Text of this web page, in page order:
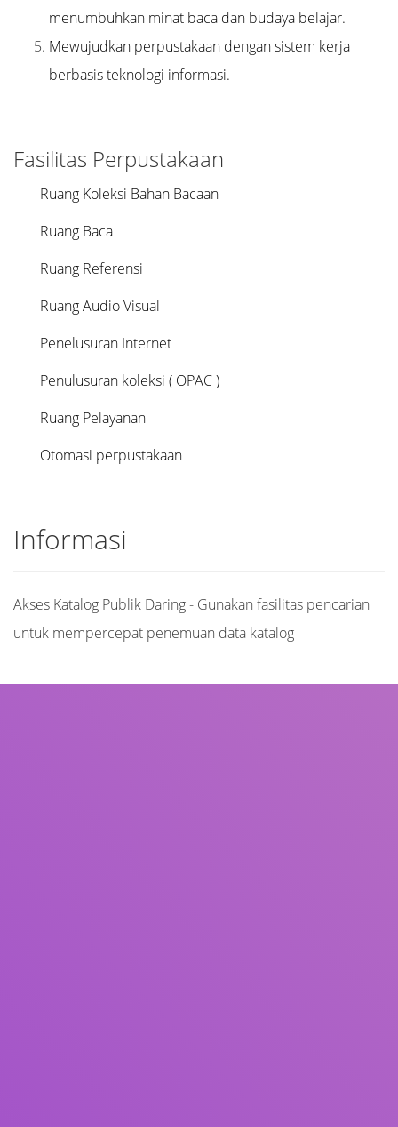
menumbuhkan minat baca dan budaya belajar.
Mewujudkan perpustakaan dengan sistem kerja
berbasis teknologi informasi.
Fasilitas Perpustakaan
Ruang Koleksi Bahan Bacaan
Ruang Baca
Ruang Referensi
Ruang Audio Visual
Penelusuran Internet
Penulusuran koleksi ( OPAC )
Ruang Pelayanan
Otomasi perpustakaan
Informasi
Akses Katalog Publik Daring - Gunakan fasilitas pencarian
untuk mempercepat penemuan data katalog